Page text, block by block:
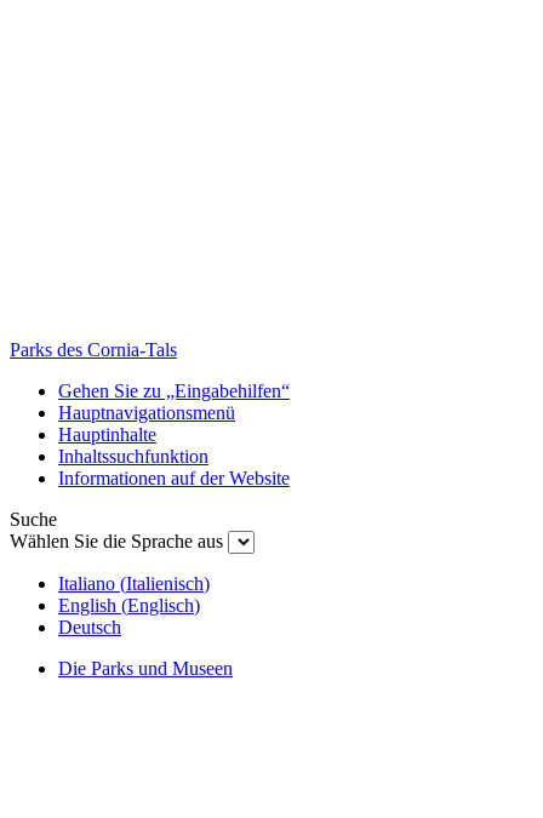
Parks des Cornia-Tals
Gehen Sie zu „Eingabehilfen“
Hauptnavigationsmenü
Hauptinhalte
Inhaltssuchfunktion
Informationen auf der Website
Suche
Wählen Sie die Sprache aus
Italiano (Italienisch)
English (Englisch)
Deutsch
Die Parks und Museen